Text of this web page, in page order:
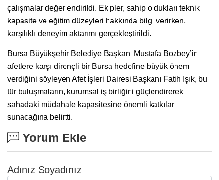
çalışmalar değerlendirildi. Ekipler, sahip oldukları teknik
kapasite ve eğitim düzeyleri hakkında bilgi verirken,
karşılıklı deneyim aktarımı gerçekleştirildi.
Bursa Büyükşehir Belediye Başkanı Mustafa Bozbey’in
afetlere karşı dirençli bir Bursa hedefine büyük önem
verdiğini söyleyen Afet İşleri Dairesi Başkanı Fatih Işık, bu
tür buluşmaların, kurumsal iş birliğini güçlendirerek
sahadaki müdahale kapasitesine önemli katkılar
sunacağına belirtti.
Yorum Ekle
Adınız Soyadınız